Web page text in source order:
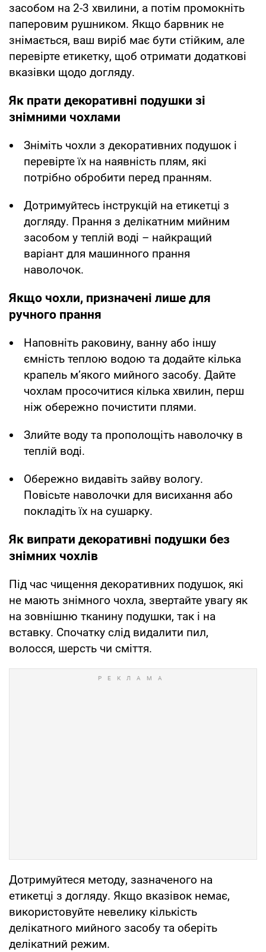
засобом на 2-3 хвилини, а потім промокніть
паперовим рушником. Якщо барвник не
знімається, ваш виріб має бути стійким, але
перевірте етикетку, щоб отримати додаткові
вказівки щодо догляду.
Як прати декоративні подушки зі
знімними чохлами
Зніміть чохли з декоративних подушок і
перевірте їх на наявність плям, які
потрібно обробити перед пранням.
Дотримуйтесь інструкцій на етикетці з
догляду. Прання з делікатним мийним
засобом у теплій воді – найкращий
варіант для машинного прання
наволочок.
Якщо чохли, призначені лише для
ручного прання
Наповніть раковину, ванну або іншу
ємність теплою водою та додайте кілька
крапель м’якого мийного засобу. Дайте
чохлам просочитися кілька хвилин, перш
ніж обережно почистити плями.
Злийте воду та прополощіть наволочку в
теплій воді.
Обережно видавіть зайву вологу.
Повісьте наволочки для висихання або
покладіть їх на сушарку.
Як випрати декоративні подушки без
знімних чохлів
Під час чищення декоративних подушок, які
не мають знімного чохла, звертайте увагу як
на зовнішню тканину подушки, так і на
вставку. Спочатку слід видалити пил,
волосся, шерсть чи сміття.
Дотримуйтеся методу, зазначеного на
етикетці з догляду. Якщо вказівок немає,
використовуйте невелику кількість
делікатного мийного засобу та оберіть
делікатний режим.